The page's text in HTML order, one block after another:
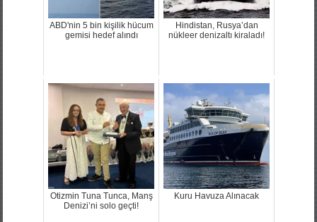
ABD'nin 5 bin kişilik hücum
gemisi hedef alındı
Hindistan, Rusya’dan
nükleer denizaltı kiraladı!
Otizmin Tuna Tunca, Manş
Denizi’ni solo geçti!
Kuru Havuza Alınacak